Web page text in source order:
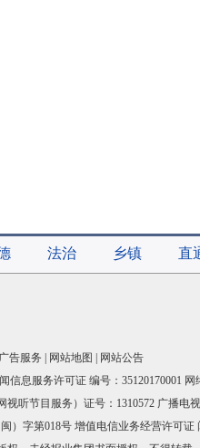
法治 乡镇 直
广告服务 网站地图
网站公告
信息服务许可证 编号：35120170001
听节目服务）证号：1310572 广播电
）字第018号 增值电信业务经营许可证